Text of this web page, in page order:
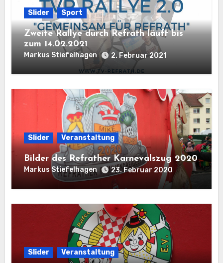
Slider Sport
Zweite Rallye durch Refrath läuft bis
zum 14.02.2021
Markus Stiefelhagen 2. Februar 2021
Slider Veranstaltung
Bilder des Refrather Karnevalszug 2020
Markus Stiefelhagen 23. Februar 2020
Slider Veranstaltung